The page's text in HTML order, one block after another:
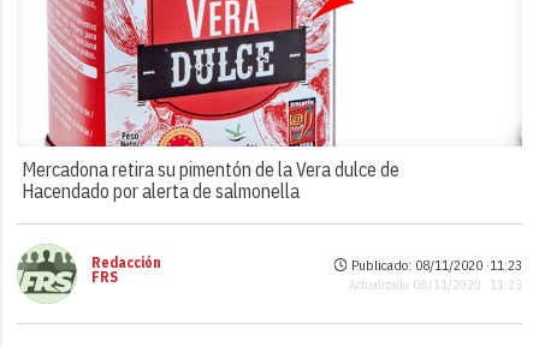
Mercadona retira su pimentón de la Vera dulce de
Hacendado por alerta de salmonella
Redacción
FRS
Publicado: 08/11/2020 ·11:23
Actualizado: 08/11/2020 · 11:23